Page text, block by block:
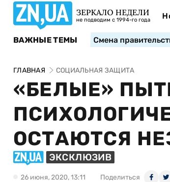
ЗЕРКАЛО НЕДЕЛИ
не подводим с 1994-го года
ВАЖНЫЕ ТЕМЫ Смена
ГЛАВНАЯ СОЦИАЛЬНАЯ ЗАЩИТА
«БЕЛЫЕ»
ОСТАЮТСЯ
ЭКСКЛЮЗИВ
26 июня, 2020, 13:11 Поделиться